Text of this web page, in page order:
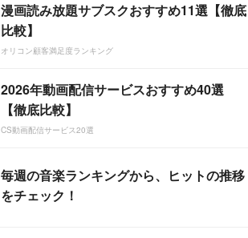
漫画読み放題サブスクおすすめ11選【徹底
比較】
オリコン顧客満足度ランキング
2026年動画配信サービスおすすめ40選
【徹底比較】
CS動画配信サービス20選
毎週の音楽ランキングから、ヒットの推移
をチェック！